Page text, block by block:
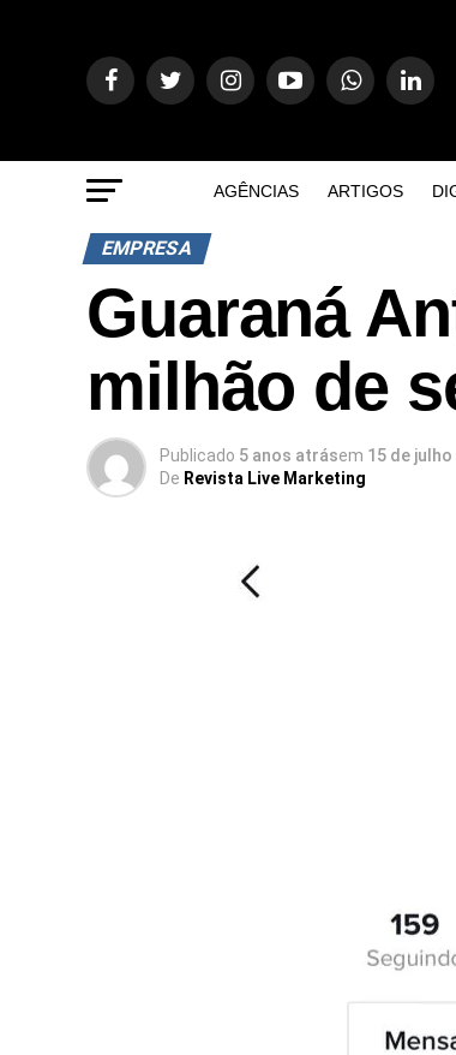
AGÊNCIAS ARTIGOS
EMPRESA
Guaraná
milhão de
Publicado 5 anos atrásem 15 de julho
De Revista Live Marketing